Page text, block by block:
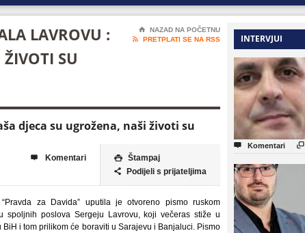
LAVROVU :
ŽIVOTI SU
⌂
NAZAD NA POČETNU

PRETPLATI SE NA RSS
djeca su ugrožena, naši životi su
 Štampaj
 Podijeli s prijateljima
 Komentari
za Davida” uputila je otvoreno pismo ruskom
spoljnih poslova Sergeju Lavrovu, koji večeras stiže u
BiH i tom prilikom će boraviti u Sarajevu i Banjaluci. Pismo
INTERVJUI
 Komentari 